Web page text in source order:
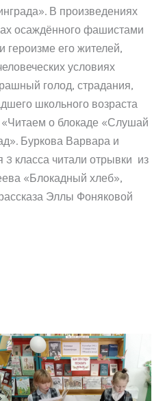
В произведениях
осаждённого фашистами
героизме его жителей,
условиях
голод, страдания,
школьного возраста
«Читаем о блокаде «Слушай
Буркова Варвара и
класса читали отрывки из
«Блокадный хлеб»,
Эллы Фоняковой